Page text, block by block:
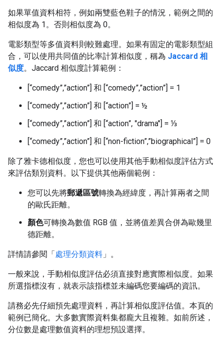
如果單值資料相符，例如兩雙藍色鞋子的情況，範例之間的
相似度為 1。否則相似度為 0。
電影類型等多值資料則較難處理。如果有固定的電影類型組
合，可以使用共同值的比率計算相似度，稱為 Jaccard 相
似度。Jaccard 相似度計算範例：
[“comedy”,”action”] 和 [“comedy”,”action”] = 1
[“comedy”,”action”] 和 [“action”] = ½
[“comedy”,”action”] 和 [“action”, "drama"] = ⅓
[“comedy”,”action”] 和 [“non-fiction”,”biographical”] = 0
除了雅卡德相似度，您也可以使用其他手動相似度評估方式
來評估類別資料。以下提供其他兩個範例：
您可以先將郵遞區號轉換為經緯度，再計算兩者之間
的歐氏距離。
顏色可轉換為數值 RGB 值，並將值差異合併為歐幾里
德距離。
詳情請參閱「處理分類資料 」。
一般來說，手動相似度評估必須直接對應實際相似度。如果
所選指標沒有，就表示該指標並未編碼您要編碼的資訊。
請務必先仔細預先處理資料，再計算相似度評估值。本頁的
範例已簡化。大多數實際資料集都龐大且複雜。如前所述，
分位數是處理數值資料的理想預設選擇。